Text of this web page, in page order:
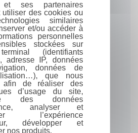
et ses partenaires
utiliser des cookies ou
similaires
et/ou accéder à
personnelles
stockées sur
(identifiants
adresse IP, données
données de
que nous
afin de réaliser des
d’usage du site,
des données
analyser et
l’expérience
développer et
nos produits.